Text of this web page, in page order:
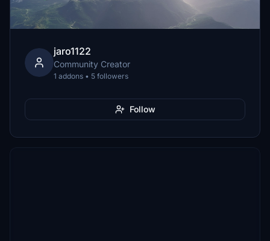
jaro1122
Community Creator
1 addons • 5 followers
Follow